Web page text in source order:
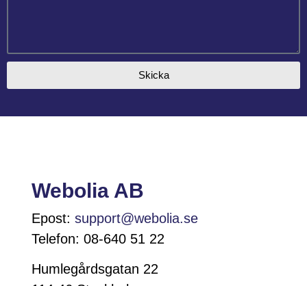
Skicka
Webolia AB
Epost: support@webolia.se
Telefon: 08-640 51 22
Humlegårdsgatan 22